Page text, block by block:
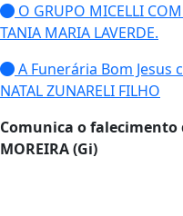
O GRUPO MICELLI
TANIA MARIA LAVERDE.
A Funerária Bom Jesus
NATAL ZUNARELI FILHO
Comunica o falecimento
MOREIRA (Gi)